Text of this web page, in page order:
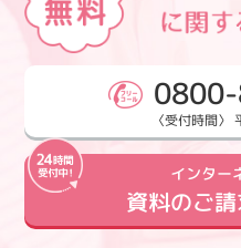
〈受付時間
インター
資料のご